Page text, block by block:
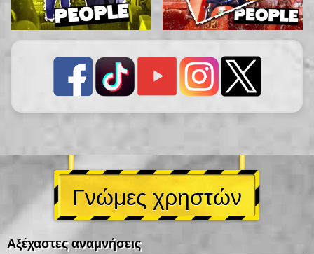
Γνώμες χρηστών
Αξέχαστες αναμνήσεις